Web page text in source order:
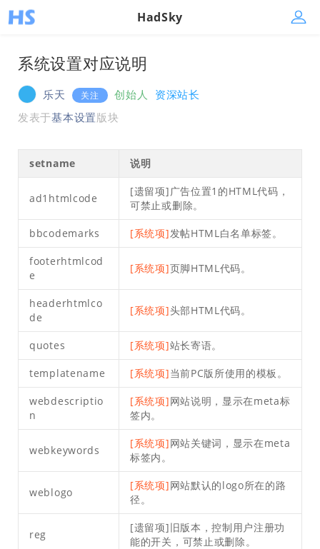
HadSky
系统设置对应说明
乐天 关注 创始人
资深站长
发表于基本设置版块
setname 说明
ad1htmlcode
[遗留项]广告位置1的HTML代码，
可禁止或删除。
bbcodemarks [系统项]发帖HTML白名单标签。
footerhtmlcod
e
[系统项]页脚HTML代码。
headerhtmlco
de
[系统项]头部HTML代码。
quotes [系统项]站长寄语。
templatename [系统项]当前PC版所使用的模板。
webdescriptio
n
[系统项]网站说明，显示在meta标
签内。
webkeywords
[系统项]网站关键词，显示在meta
标签内。
weblogo
[系统项]网站默认的logo所在的路
径。
reg
[遗留项]旧版本，控制用户注册功
能的开关，可禁止或删除。